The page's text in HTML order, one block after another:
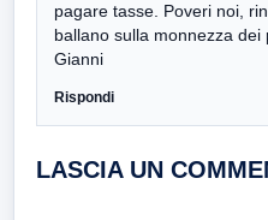
pagare tasse. Poveri noi,
ballano sulla monnezza dei
Gianni
Rispondi
LASCIA UN